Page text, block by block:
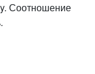
Соотношение